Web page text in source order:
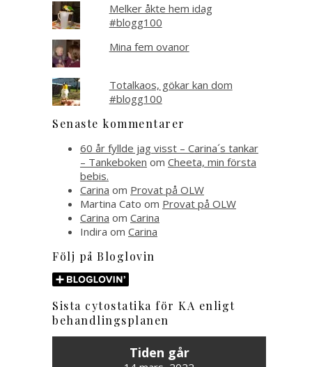
Melker åkte hem idag
#blogg100
Mina fem ovanor
Totalkaos, gökar kan dom
#blogg100
Senaste kommentarer
60 år fyllde jag visst – Carina´s tankar
– Tankeboken om Cheeta, min första
bebis.
Carina om Provat på OLW
Martina Cato om Provat på OLW
Carina om Carina
Indira om Carina
Följ på Bloglovin
Sista cytostatika för KA enligt
behandlingsplanen
Tiden går